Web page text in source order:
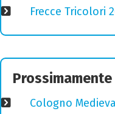
Frecce Tricolori
Prossimamente
Cologno